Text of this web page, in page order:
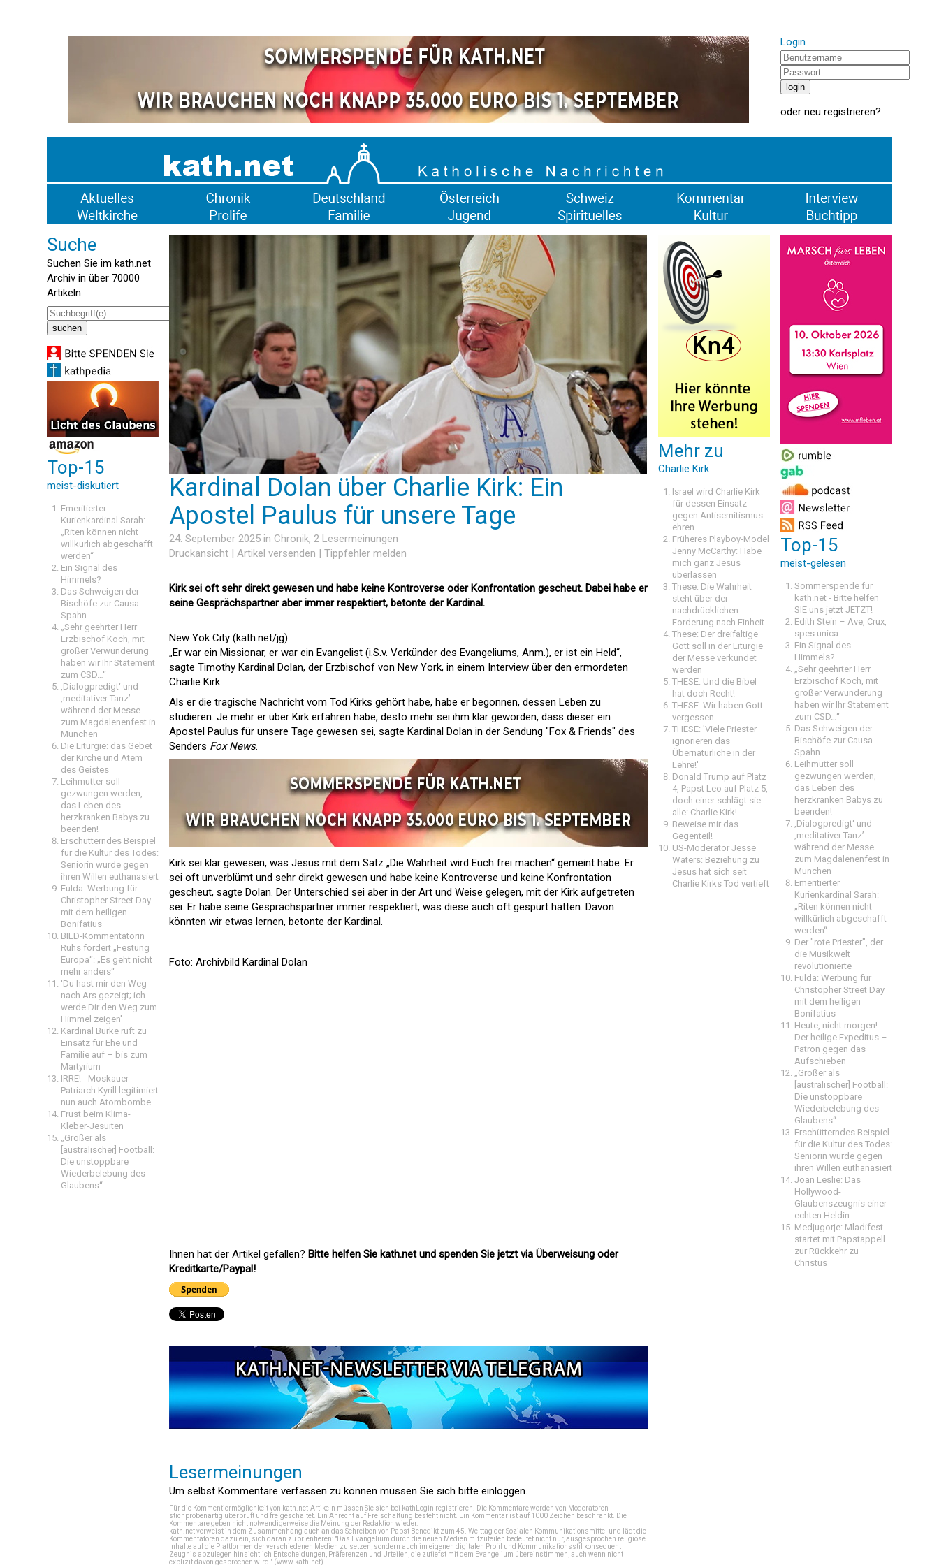
Login
oder neu registrieren?
Suche
Suchen Sie im kath.net
Archiv in über 70000
Artikeln:
Top-15
meist-diskutiert
Emeritierter
Kurienkardinal Sarah:
„Riten können nicht
willkürlich abgeschafft
werden“
Ein Signal des
Himmels?
Das Schweigen der
Bischöfe zur Causa
Spahn
„Sehr geehrter Herr
Erzbischof Koch, mit
großer Verwunderung
haben wir Ihr Statement
zum CSD…“
‚Dialogpredigt‘ und
‚meditativer Tanz’
während der Messe
zum Magdalenenfest in
München
Die Liturgie: das Gebet
der Kirche und Atem
des Geistes
Leihmutter soll
gezwungen werden,
das Leben des
herzkranken Babys zu
beenden!
Erschütterndes Beispiel
für die Kultur des Todes:
Seniorin wurde gegen
ihren Willen euthanasiert
Fulda: Werbung für
Christopher Street Day
mit dem heiligen
Bonifatius
BILD-Kommentatorin
Ruhs fordert „Festung
Europa“: „Es geht nicht
mehr anders“
'Du hast mir den Weg
nach Ars gezeigt; ich
werde Dir den Weg zum
Himmel zeigen'
Kardinal Burke ruft zu
Einsatz für Ehe und
Familie auf – bis zum
Martyrium
IRRE! - Moskauer
Patriarch Kyrill legitimiert
nun auch Atombombe
Frust beim Klima-
Kleber-Jesuiten
„Größer als
[australischer] Football:
Die unstoppbare
Wiederbelebung des
Glaubens“
Kardinal Dolan über Charlie Kirk: Ein
Apostel Paulus für unsere Tage
24. September 2025 in Chronik, 2 Lesermeinungen
Druckansicht | Artikel versenden | Tippfehler melden
Kirk sei oft sehr direkt gewesen und habe keine Kontroverse oder Konfrontation gescheut. Dabei habe er
seine Gesprächspartner aber immer respektiert, betonte der Kardinal.
New Yok City (kath.net/jg)
„Er war ein Missionar, er war ein Evangelist (i.S.v. Verkünder des Evangeliums, Anm.), er ist ein Held“,
sagte Timothy Kardinal Dolan, der Erzbischof von New York, in einem Interview über den ermordeten
Charlie Kirk.
Als er die tragische Nachricht vom Tod Kirks gehört habe, habe er begonnen, dessen Leben zu
studieren. Je mehr er über Kirk erfahren habe, desto mehr sei ihm klar geworden, dass dieser ein
Apostel Paulus für unsere Tage gewesen sei, sagte Kardinal Dolan in der Sendung "Fox & Friends" des
Senders Fox News.
Kirk sei klar gewesen, was Jesus mit dem Satz „Die Wahrheit wird Euch frei machen“ gemeint habe. Er
sei oft unverblümt und sehr direkt gewesen und habe keine Kontroverse und keine Konfrontation
gescheut, sagte Dolan. Der Unterschied sei aber in der Art und Weise gelegen, mit der Kirk aufgetreten
sei. Er habe seine Gesprächspartner immer respektiert, was diese auch oft gespürt hätten. Davon
könnten wir etwas lernen, betonte der Kardinal.
Foto: Archivbild Kardinal Dolan
Ihnen hat der Artikel gefallen? Bitte helfen Sie kath.net und spenden Sie jetzt via Überweisung oder
Kreditkarte/Paypal!
Lesermeinungen
Um selbst Kommentare verfassen zu können müssen Sie sich bitte einloggen.
Für die Kommentiermöglichkeit von kath.net-Artikeln müssen Sie sich bei kathLogin registrieren . Die Kommentare werden von Moderatoren
stichprobenartig überprüft und freigeschaltet. Ein Anrecht auf Freischaltung besteht nicht. Ein Kommentar ist auf 1000 Zeichen beschränkt. Die
Kommentare geben nicht notwendigerweise die Meinung der Redaktion wieder.
kath.net verweist in dem Zusammenhang auch an das Schreiben von Papst Benedikt zum 45. Welttag der Sozialen Kommunikationsmittel und lädt die
Kommentatoren dazu ein, sich daran zu orientieren: "Das Evangelium durch die neuen Medien mitzuteilen bedeutet nicht nur, ausgesprochen religiöse
Inhalte auf die Plattformen der verschiedenen Medien zu setzen, sondern auch im eigenen digitalen Profil und Kommunikationsstil konsequent
Zeugnis abzulegen hinsichtlich Entscheidungen, Präferenzen und Urteilen, die zutiefst mit dem Evangelium übereinstimmen, auch wenn nicht
explizit davon gesprochen wird." (www.kath.net)
Mehr zu
Charlie Kirk
Israel wird Charlie Kirk
für dessen Einsatz
gegen Antisemitismus
ehren
Früheres Playboy-Model
Jenny McCarthy: Habe
mich ganz Jesus
überlassen
These: Die Wahrheit
steht über der
nachdrücklichen
Forderung nach Einheit
These: Der dreifaltige
Gott soll in der Liturgie
der Messe verkündet
werden
THESE: Und die Bibel
hat doch Recht!
THESE: Wir haben Gott
vergessen...
THESE: 'Viele Priester
ignorieren das
Übernatürliche in der
Lehre!'
Donald Trump auf Platz
4, Papst Leo auf Platz 5,
doch einer schlägt sie
alle: Charlie Kirk!
Beweise mir das
Gegenteil!
US-Moderator Jesse
Waters: Beziehung zu
Jesus hat sich seit
Charlie Kirks Tod vertieft
Top-15
meist-gelesen
Sommerspende für
kath.net - Bitte helfen
SIE uns jetzt JETZT!
Edith Stein – Ave, Crux,
spes unica
Ein Signal des
Himmels?
„Sehr geehrter Herr
Erzbischof Koch, mit
großer Verwunderung
haben wir Ihr Statement
zum CSD…“
Das Schweigen der
Bischöfe zur Causa
Spahn
Leihmutter soll
gezwungen werden,
das Leben des
herzkranken Babys zu
beenden!
‚Dialogpredigt‘ und
‚meditativer Tanz’
während der Messe
zum Magdalenenfest in
München
Emeritierter
Kurienkardinal Sarah:
„Riten können nicht
willkürlich abgeschafft
werden“
Der "rote Priester", der
die Musikwelt
revolutionierte
Fulda: Werbung für
Christopher Street Day
mit dem heiligen
Bonifatius
Heute, nicht morgen!
Der heilige Expeditus –
Patron gegen das
Aufschieben
„Größer als
[australischer] Football:
Die unstoppbare
Wiederbelebung des
Glaubens“
Erschütterndes Beispiel
für die Kultur des Todes:
Seniorin wurde gegen
ihren Willen euthanasiert
Joan Leslie: Das
Hollywood-
Glaubenszeugnis einer
echten Heldin
Medjugorje: Mladifest
startet mit Papstappell
zur Rückkehr zu
Christus